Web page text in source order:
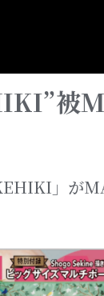
被
」が